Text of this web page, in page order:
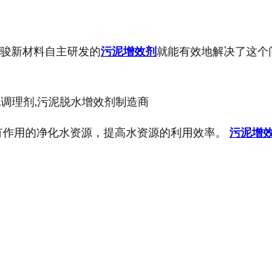
新材料自主研发的污泥增效剂 就能有效地解决了这个
作用的净化水资源，提高水资源的利用效率。 污泥增